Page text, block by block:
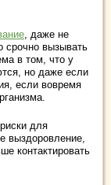
, даже не
срочно вызывать
в том, что у
но даже если
если вовремя
для
выздоровление,
контактировать